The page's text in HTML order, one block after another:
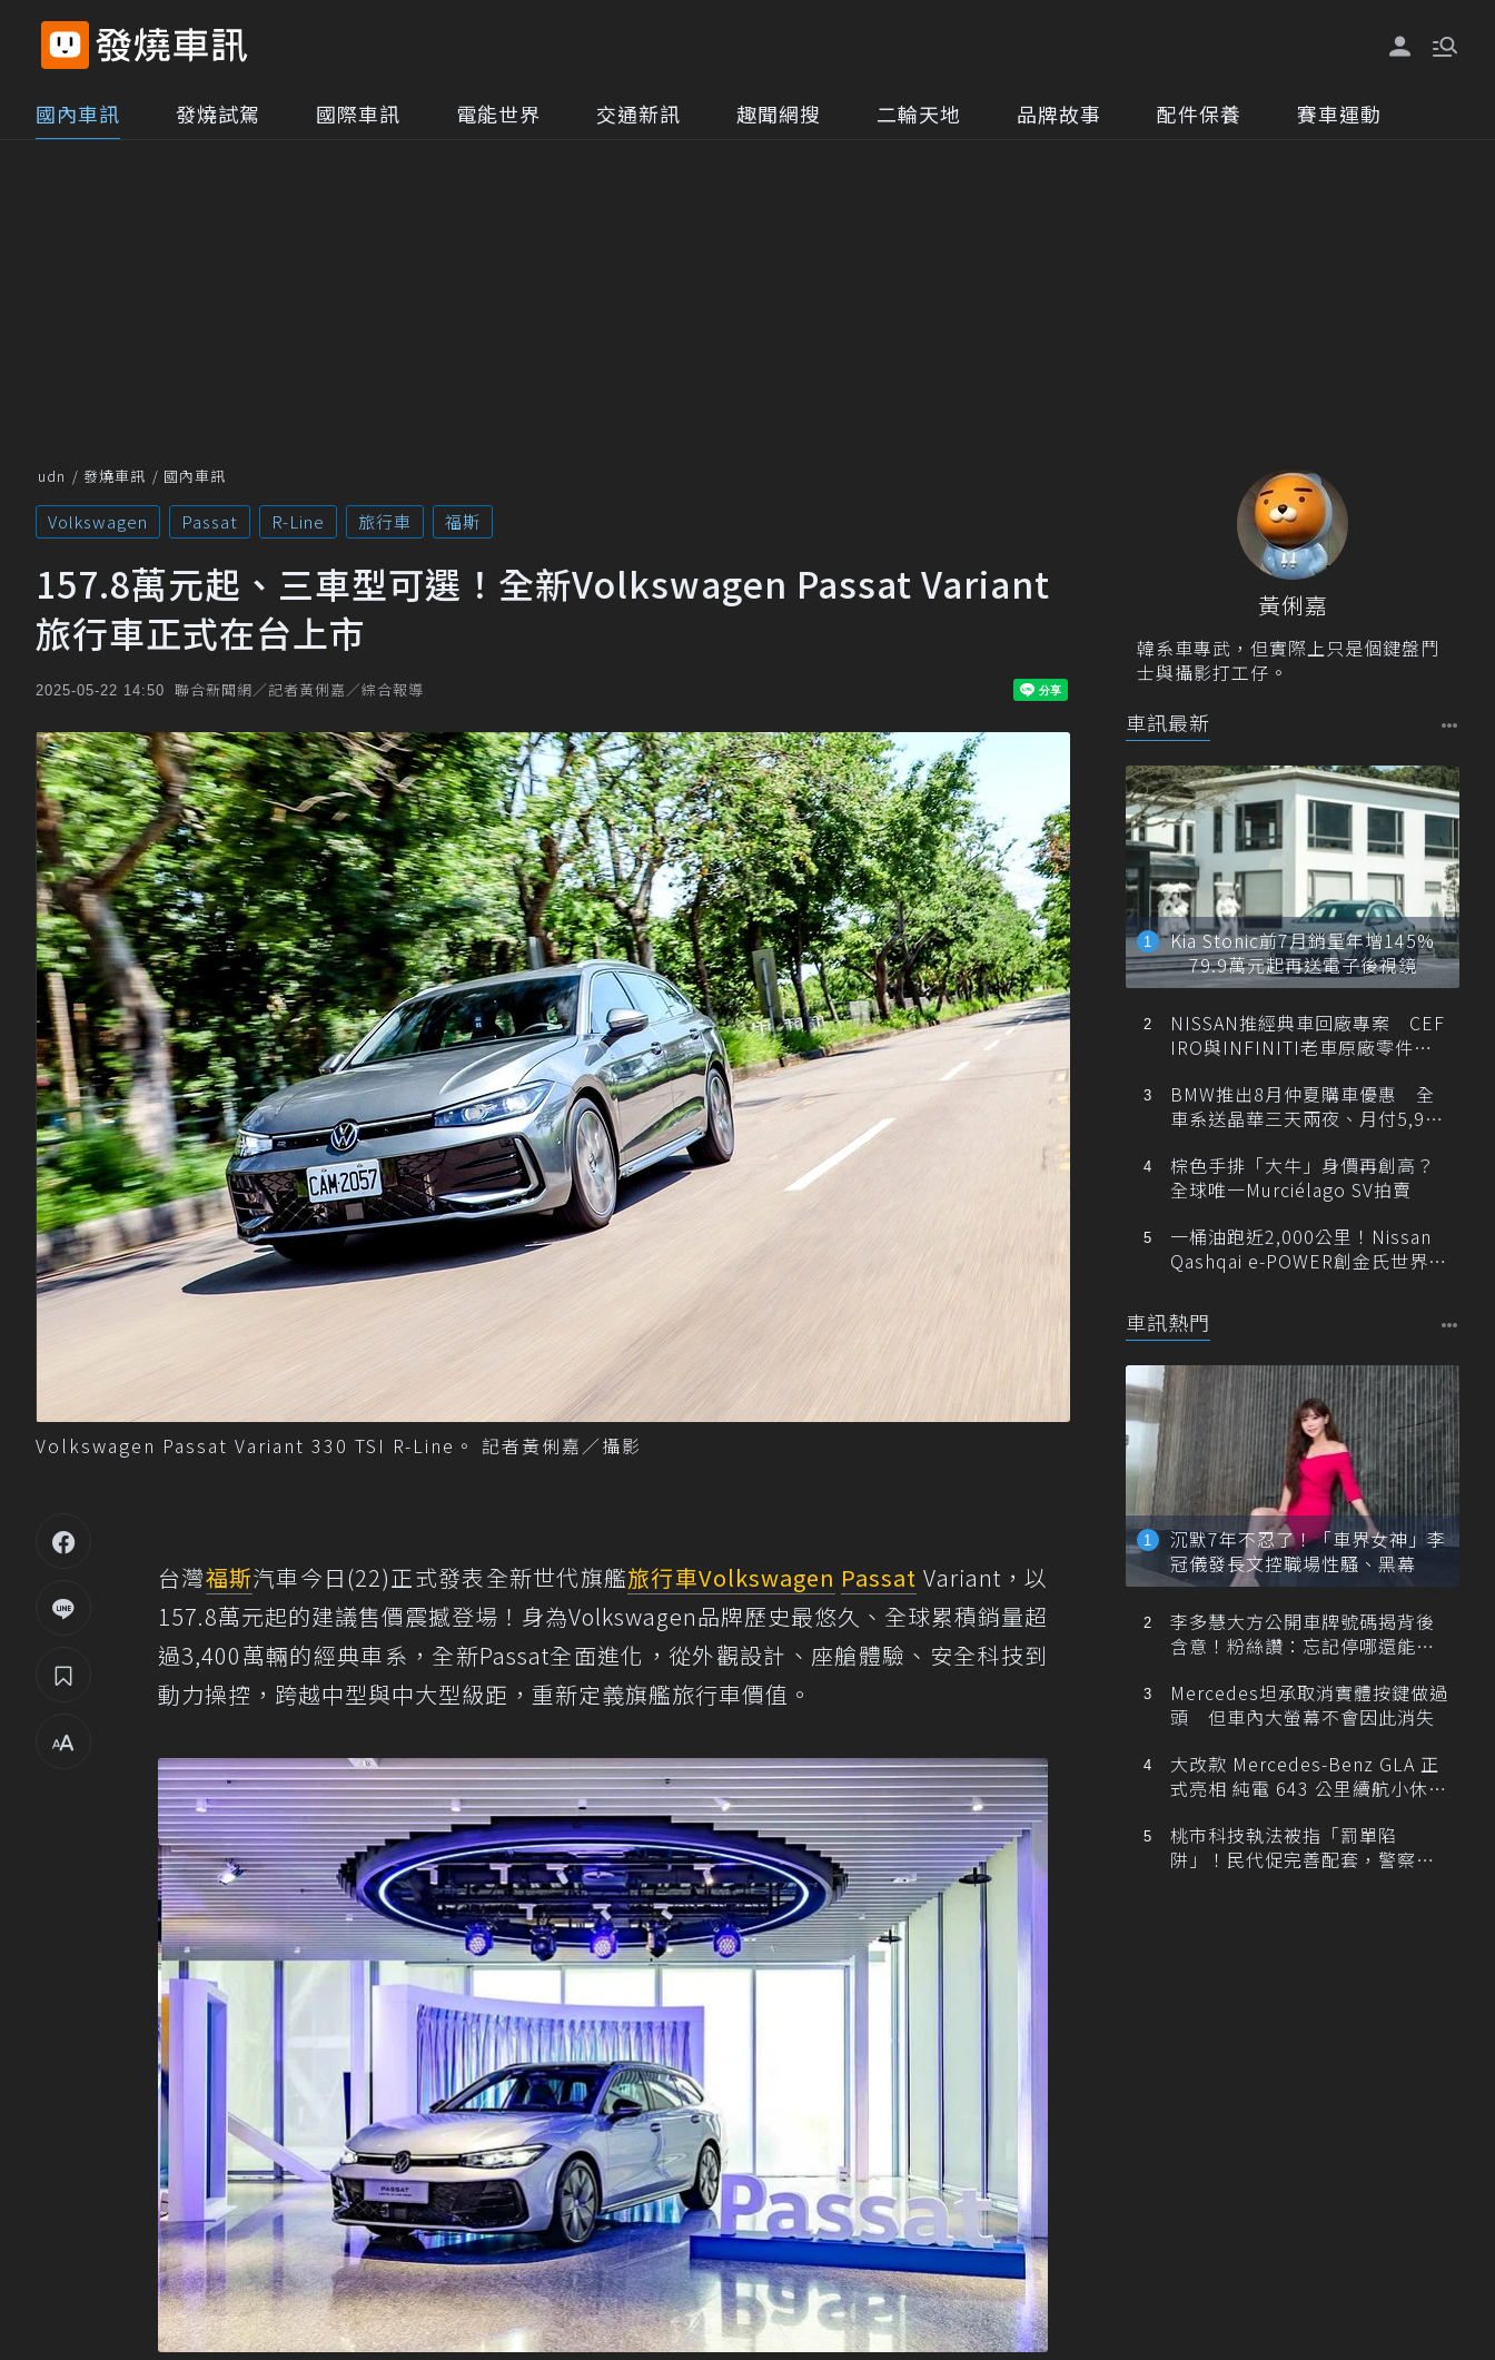
國內車訊 發燒試駕 國際車訊 電能世界 交通新訊 趣聞網搜 二輪天地 品牌故事 配件保養 賽車運動
udn 發燒車訊 國內車訊
Volkswagen Passat R-Line 旅行車 福斯
157.8萬元起、三車型可選！全新Volkswagen Passat Variant
旅行車正式在台上市
2025-05-22 14:50 聯合新聞網／記者黃俐嘉／綜合報導
Volkswagen Passat Variant 330 TSI R-Line。 記者黃俐嘉／攝影
台灣福斯汽車今日(22)正式發表全新世代旗艦旅行車Volkswagen Passat Variant，以
157.8萬元起的建議售價震撼登場！身為Volkswagen品牌歷史最悠久、全球累積銷量超
過3,400萬輛的經典車系，全新Passat全面進化，從外觀設計、座艙體驗、安全科技到
動力操控，跨越中型與中大型級距，重新定義旗艦旅行車價值。
黃俐嘉
韓系車專武，但實際上只是個鍵盤鬥
士與攝影打工仔。
車訊最新
Kia Stonic前7月銷量年增145%
79.9萬元起再送電子後視鏡
NISSAN推經典車回廠專案 CEF
IRO與INFINITI老車原廠零件最
BMW推出8月仲夏購車優惠 全
車系送晶華三天兩夜、月付5,900
棕色手排「大牛」身價再創高？
全球唯一Murciélago SV拍賣
一桶油跑近2,000公里！Nissan
Qashqai e-POWER創金氏世界紀
車訊熱門
沉默7年不忍了！「車界女神」李
冠儀發長文控職場性騷、黑幕
李多慧大方公開車牌號碼揭背後
含意！粉絲讚：忘記停哪還能幫
Mercedes坦承取消實體按鍵做過
頭 但車內大螢幕不會因此消失
大改款 Mercedes-Benz GLA 正
式亮相 純電 643 公里續航小休
桃市科技執法被指「罰單陷
阱」！民代促完善配套，警察局